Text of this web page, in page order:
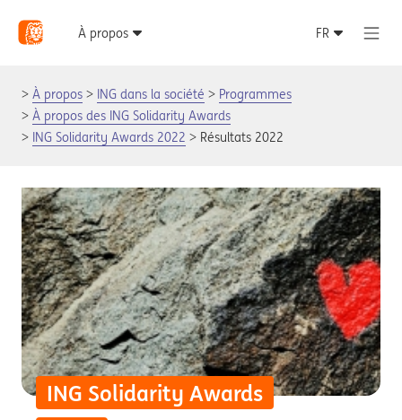
À propos ING dans la société
Programmes
À propos des ING Solidarity Awards
ING Solidarity Awards 2022
Résultats 2022
ING Solidarity Awards